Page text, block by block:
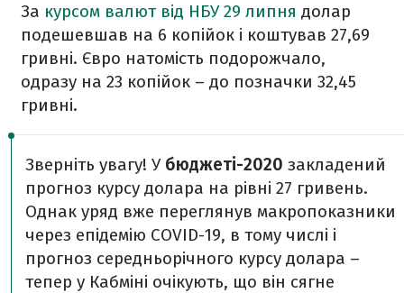
За курсом валют від НБУ 29 липня долар
подешевшав на 6 копійок і коштував 27,69
гривні. Євро натомість подорожчало,
одразу на 23 копійок – до позначки 32,45
гривні.
Зверніть увагу! У бюджеті-2020 закладений
прогноз курсу долара на рівні 27 гривень.
Однак уряд вже переглянув макропоказники
через епідемію COVID-19, в тому числі і
прогноз середньорічного курсу долара –
тепер у Кабміні очікують, що він сягне